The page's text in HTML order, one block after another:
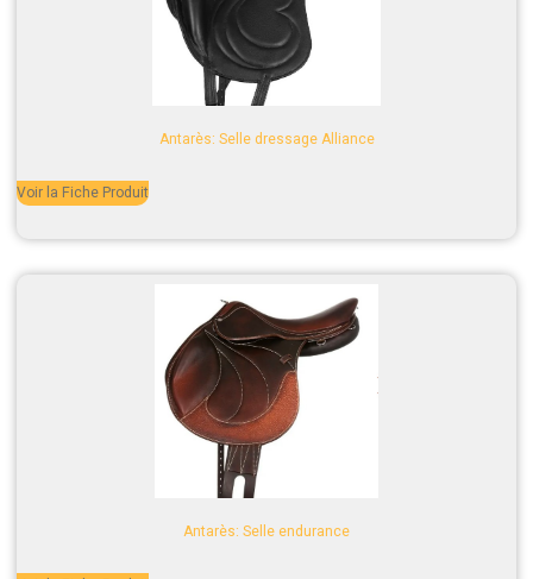
Antarès: Selle dressage Alliance
Voir la Fiche Produit
Antarès: Selle endurance